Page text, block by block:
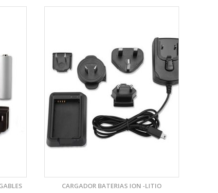
CARGADOR BATERIAS ION -LITIO